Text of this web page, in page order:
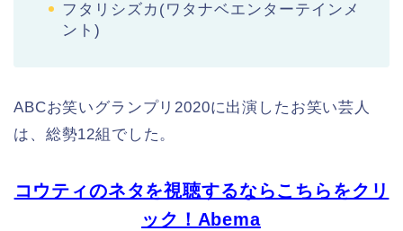
フタリシズカ(ワタナベエンターテインメ
ント)
ABCお笑いグランプリ2020に出演したお笑い芸人
は、総勢12組でした。
コウティのネタを視聴するならこちらをクリ
ック！Abema